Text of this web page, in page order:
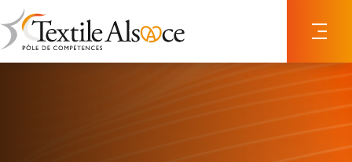
Panneau de gestion des cookies